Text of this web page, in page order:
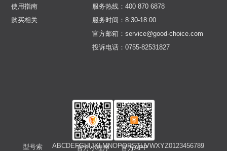
使用指南
购买相关
服务热线：400 870 6878
服务时间：8:30-18:00
官方邮箱：service@good-choice.com
投诉电话：0755-82531827
官方小程序 官方APP
型号索 ABCDE FGHIJKLMNOPQRSTUVWXYZ0123456789